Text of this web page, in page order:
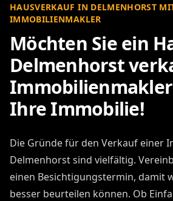
HAUSVERKAUF IN DELMENHORST
IMMOBILIENMAKLER
Möchten Sie ein
Delmenhorst
Ihre Immobilie!
Die Gründe für den Verkauf einer
Delmenhorst sind vielfältig.
einen Besichtigungstermin, damit
besser beurteilen können. Ob